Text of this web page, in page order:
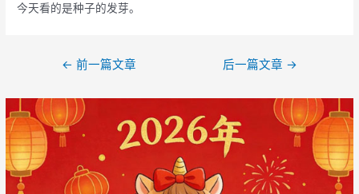
今天看的是种子的发芽。
导
航
← 前一篇文章 后一篇文章 →